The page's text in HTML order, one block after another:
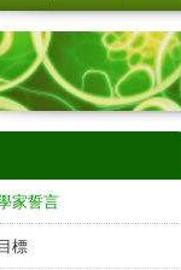
家誓言
標